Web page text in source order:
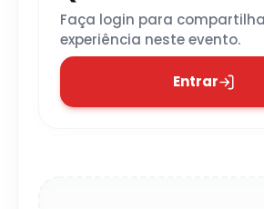
Faça login para
experiência neste evento.
Entrar